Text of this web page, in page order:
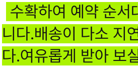
수확하여 예약 순서
니다.배송이 다소 지
다.여유롭게 받아 보